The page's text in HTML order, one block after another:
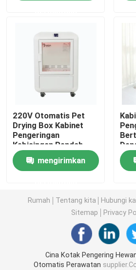
Dispenser Pita Otomatis
Dispenser Label Listrik
Konsentrator Oksigen 5L
Konsentrator Oksigen 10L
Ruang Pengeringan Hewan
Kotak Pengeringan Hewan
Toilet Pintar Kucing
220V Otomatis Pet
Drying Box Kabinet
Pengeringan
Kebisingan Rendah
Perawatan Anjing
mengirimkan
Rumah Tentang kita Hubungi
Sitemap
Privacy
Cina Kotak Pengering
Otomatis Perawatan